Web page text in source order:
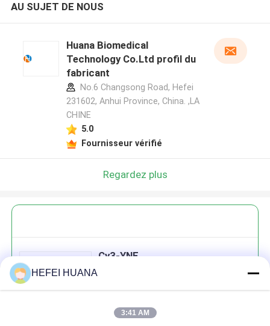
AU SUJET DE NOUS
Huana Biomedical
Technology Co.Ltd profil du
fabricant
No.6 Changsong Road, Hefei
231602, Anhui Province, China. ,LA
CHINE
5.0
Fournisseur vérifié
Regardez plus
Cy3-YNE
HEFEI HUANA
3:41 AM